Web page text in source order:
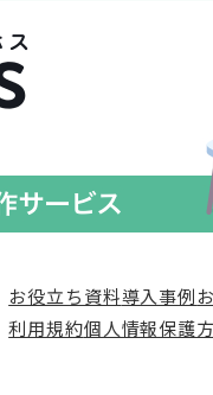
お役立ち資料導入事例
利用規約個人情報保護